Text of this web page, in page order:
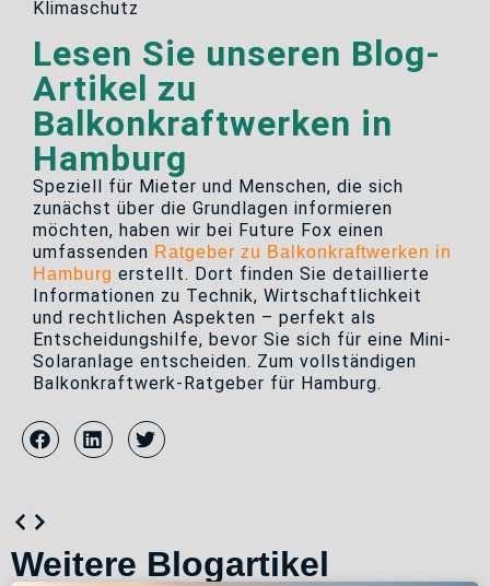
Klimaschutz
Lesen Sie unseren Blog-
Artikel zu
Balkonkraftwerken in
Hamburg
Speziell für Mieter und Menschen, die sich
zunächst über die Grundlagen informieren
möchten, haben wir bei Future Fox einen
umfassenden Ratgeber zu Balkonkraftwerken in
Hamburg erstellt. Dort finden Sie detaillierte
Informationen zu Technik, Wirtschaftlichkeit
und rechtlichen Aspekten – perfekt als
Entscheidungshilfe, bevor Sie sich für eine Mini-
Solaranlage entscheiden. Zum vollständigen
Balkonkraftwerk-Ratgeber für Hamburg.
Weitere Blogartikel